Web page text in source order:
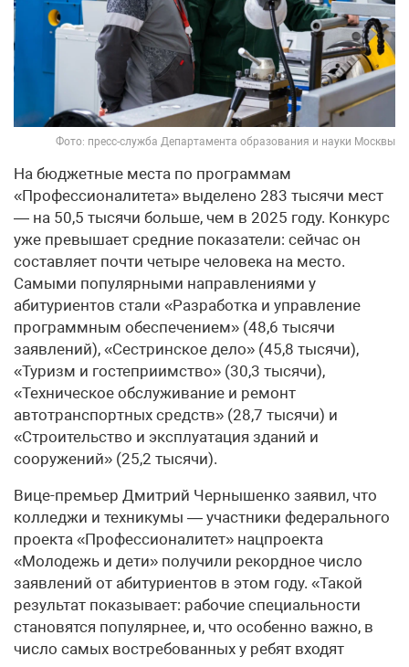
Фото: пресс-служба Департамента образования и науки Москвы
На бюджетные места по программам
«Профессионалитета» выделено 283 тысячи мест
— на 50,5 тысячи больше, чем в 2025 году. Конкурс
уже превышает средние показатели: сейчас он
составляет почти четыре человека на место.
Самыми популярными направлениями у
абитуриентов стали «Разработка и управление
программным обеспечением» (48,6 тысячи
заявлений), «Сестринское дело» (45,8 тысячи),
«Туризм и гостеприимство» (30,3 тысячи),
«Техническое обслуживание и ремонт
автотранспортных средств» (28,7 тысячи) и
«Строительство и эксплуатация зданий и
сооружений» (25,2 тысячи).
Вице-премьер Дмитрий Чернышенко заявил, что
колледжи и техникумы — участники федерального
проекта «Профессионалитет» нацпроекта
«Молодежь и дети» получили рекордное число
заявлений от абитуриентов в этом году. «Такой
результат показывает: рабочие специальности
становятся популярнее, и, что особенно важно, в
число самых востребованных у ребят входят